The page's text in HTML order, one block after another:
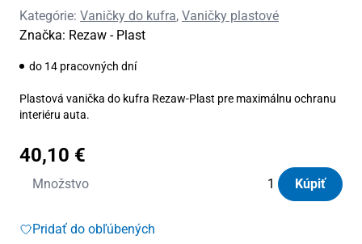
Kategórie: Vaničky do kufra, Vaničky plastové
Značka: Rezaw - Plast
do 14 pracovných dní
Plastová vanička do kufra Rezaw-Plast pre maximálnu ochranu
interiéru auta.
40,10 €
Množstvo
množstvo
do
Kúpiť
Pridať do obľúbených